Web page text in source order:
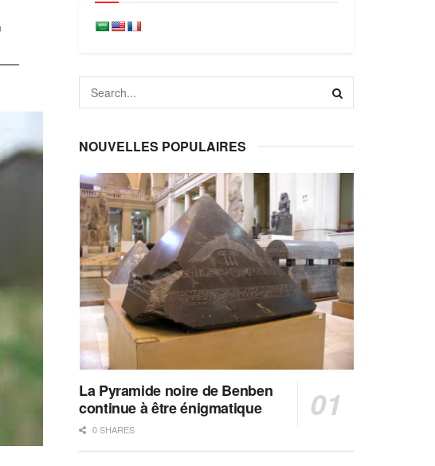
NOUVELLES POPULAIRES
La Pyramide noire de Benben
continue à être énigmatique
0 SHARES